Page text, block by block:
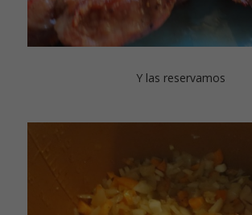
Y las reservamos